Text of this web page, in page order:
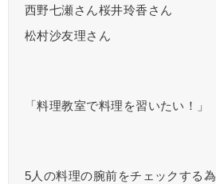
西野七瀬さん桜井玲香さん
松村沙友理さん
「料理教室で料理を習いたい！」
5人の料理の腕前をチェックする為